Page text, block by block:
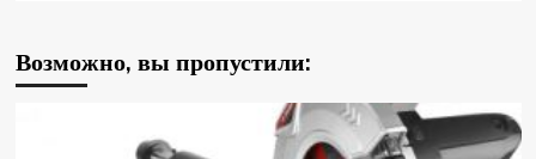
Возможно, вы пропустили: